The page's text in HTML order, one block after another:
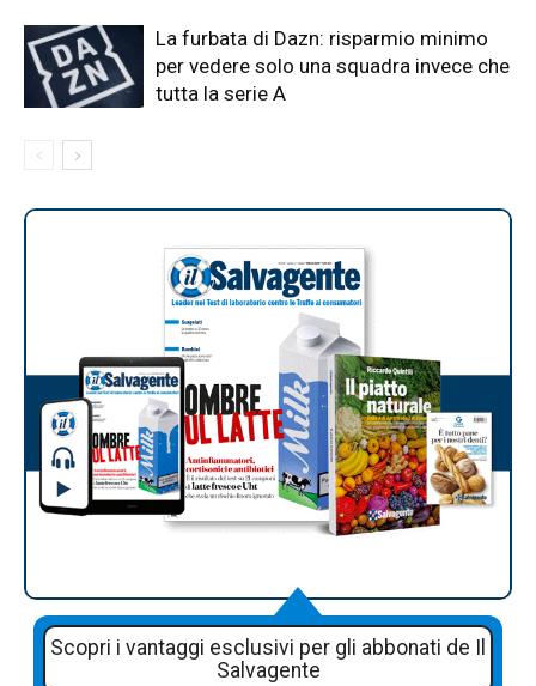
La furbata di Dazn: risparmio minimo
per vedere solo una squadra invece che
tutta la serie A
Scopri i vantaggi esclusivi per gli abbonati de Il
Salvagente